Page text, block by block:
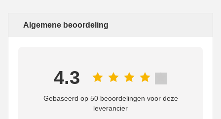
Algemene beoordeling
4.3
Gebaseerd op 50 beoordelingen voor deze
leverancier